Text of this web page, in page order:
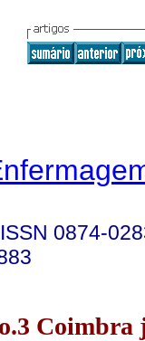
ISSN 0874-
Coimbra